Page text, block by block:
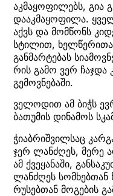
აკმაყოფილებს, გია
დააკმაყოფილა.
აქვს და მომწონს
სტილით,
განმარტებას
რის გამო ვერ ჩაჯდა
გემოვნებაში.
ველოდით ამ ბიჭს
ბათუმის დინამოს
ჭიაბრიშვილსაც
ჯერ ლანძღეს, მერე
ამ ქვეყანაში,
ლანძღეს სომხებთან
რუსებთან მოგების